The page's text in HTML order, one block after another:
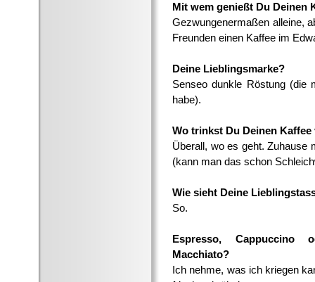
Mit wem genießt Du Deinen
Gezwungenermaßen alleine,
Freunden einen Kaffee im
Deine Lieblingsmarke?
Senseo dunkle Röstung (die
habe).
Wo trinkst Du Deinen
Überall, wo es geht. Zuhause
(kann man das schon
Wie sieht Deine
So.
Espresso, Cappuccino
Macchiato?
Ich nehme, was ich kriegen